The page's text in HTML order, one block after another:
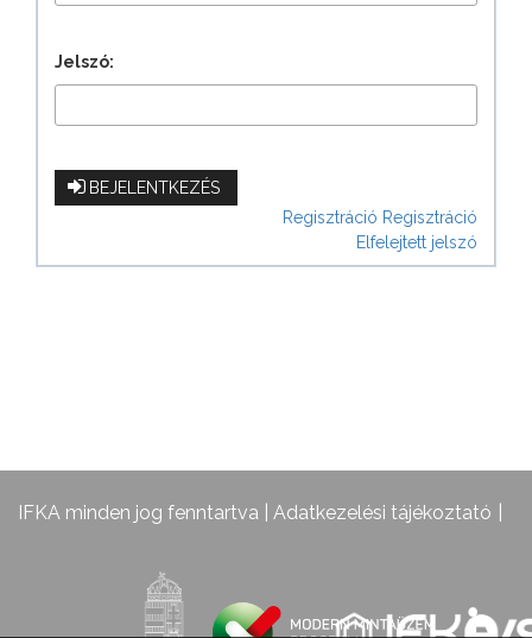
Jelszó:
BEJELENTKEZÉS
Regisztráció Regisztráció
Elfelejtett jelszó
IFKA minden jog fenntartva | Adatkezelési tájékoztató